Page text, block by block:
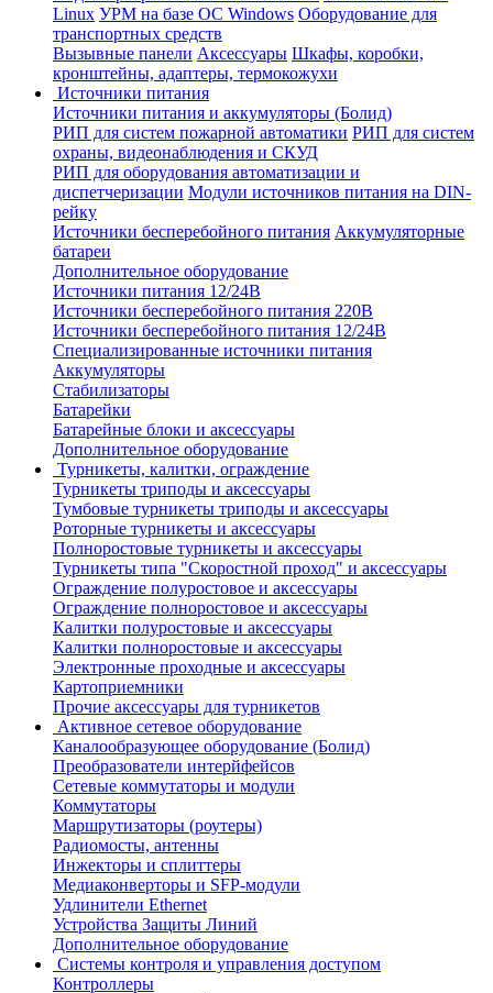
Linux УРМ на базе ОС Windows Оборудование для
транспортных средств
Вызывные панели Аксессуары Шкафы, коробки,
кронштейны, адаптеры, термокожухи
Источники питания
Источники питания и аккумуляторы (Болид)
РИП для систем пожарной автоматики РИП для систем
охраны, видеонаблюдения и СКУД
РИП для оборудования автоматизации и
диспетчеризации Модули источников питания на DIN-
рейку
Источники бесперебойного питания Аккумуляторные
батареи
Дополнительное оборудование
Источники питания 12/24В
Источники бесперебойного питания 220В
Источники бесперебойного питания 12/24В
Специализированные источники питания
Аккумуляторы
Стабилизаторы
Батарейки
Батарейные блоки и аксессуары
Дополнительное оборудование
Турникеты, калитки, ограждение
Турникеты триподы и аксессуары
Тумбовые турникеты триподы и аксессуары
Роторные турникеты и аксессуары
Полноростовые турникеты и аксессуары
Турникеты типа "Скоростной проход" и аксессуары
Ограждение полуростовое и аксессуары
Ограждение полноростовое и аксессуары
Калитки полуростовые и аксессуары
Калитки полноростовые и аксессуары
Электронные проходные и аксессуары
Картоприемники
Прочие аксессуары для турникетов
Активное сетевое оборудование
Каналообразующее оборудование (Болид)
Преобразователи интерйфейсов
Сетевые коммутаторы и модули
Коммутаторы
Маршрутизаторы (роутеры)
Радиомосты, антенны
Инжекторы и сплиттеры
Медиаконверторы и SFP-модули
Удлинители Ethernet
Устройства Защиты Линий
Дополнительное оборудование
Системы контроля и управления доступом
Контроллеры